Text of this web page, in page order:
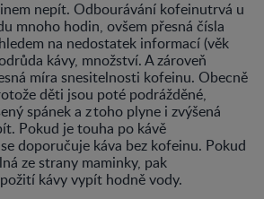
nepít. Odbourávání kofeinutrvá u
mnoho hodin, ovšem přesná čísla
na nedostatek informací (věk
kávy, množství. A zároveň
míra snesitelnosti kofeinu. Obecně
děti jsou poté podrážděné,
spánek a z toho plyne i zvýšená
Pokud je touha po kávě
doporučuje káva bez kofeinu. Pokud
ze strany maminky, pak
kávy vypít hodně vody.